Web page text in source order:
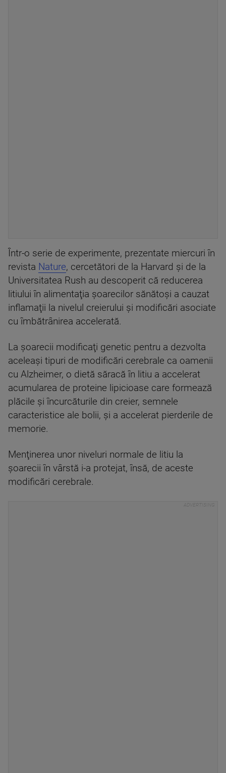
Într-o serie de experimente, prezentate miercuri în
revista Nature, cercetători de la Harvard şi de la
Universitatea Rush au descoperit că reducerea
litiului în alimentaţia şoarecilor sănătoşi a cauzat
inflamaţii la nivelul creierului şi modificări asociate
cu îmbătrânirea accelerată.
La şoarecii modificaţi genetic pentru a dezvolta
aceleaşi tipuri de modificări cerebrale ca oamenii
cu Alzheimer, o dietă săracă în litiu a accelerat
acumularea de proteine lipicioase care formează
plăcile şi încurcăturile din creier, semnele
caracteristice ale bolii, şi a accelerat pierderile de
memorie.
Menţinerea unor niveluri normale de litiu la
şoarecii în vârstă i-a protejat, însă, de aceste
modificări cerebrale.